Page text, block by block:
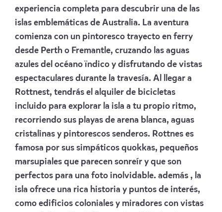
experiencia completa para descubrir una de las
islas emblemáticas de Australia. La aventura
comienza con un pintoresco trayecto en ferry
desde Perth o Fremantle, cruzando las aguas
azules del océano ïndico y disfrutando de vistas
espectaculares durante la travesía. Al llegar a
Rottnest, tendrás el alquiler de bicicletas
incluido para explorar la isla a tu propio ritmo,
recorriendo sus playas de arena blanca, aguas
cristalinas y pintorescos senderos. Rottnes es
famosa por sus simpáticos quokkas, pequeños
marsupiales que parecen sonreír y que son
perfectos para una foto inolvidable. además , la
isla ofrece una rica historia y puntos de interés,
como edificios coloniales y miradores con vistas